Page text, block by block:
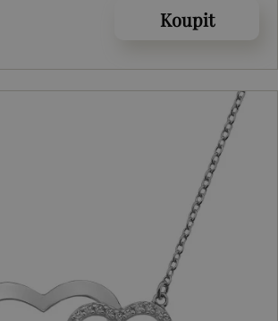
Koupit